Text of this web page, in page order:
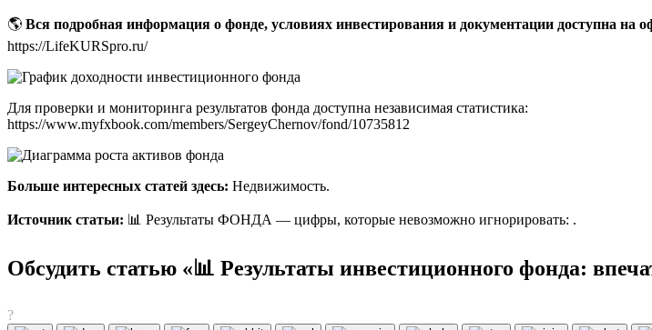
🌎 Вся подробная информация о фонде, условиях инвестирования и документации доступна на
https://LifeKURSpro.ru/
Для проверки и мониторинга результатов фонда доступна независимая статистика:
https://www.myfxbook.com/members/SergeyChernov/fond/10735812
Больше интересных статей здесь: Недвижимость.
Источник статьи: 📊 Результаты ФОНДА — цифры, которые невозможно игнорировать: .
Обсудить статью «📊 Результаты инвестиционного фонда:
?